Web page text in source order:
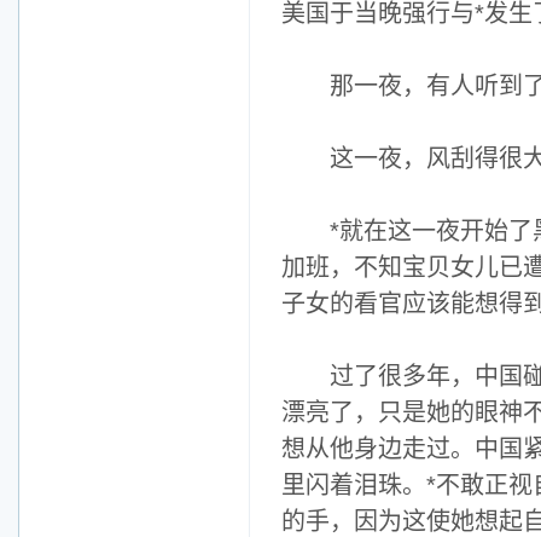
美国于当晚强行与*发生
那一夜，有人听到了
这一夜，风刮得很
*就在这一夜开始了
加班，不知宝贝女儿已
子女的看官应该能想得
过了很多年，中国碰
漂亮了，只是她的眼神
想从他身边走过。中国
里闪着泪珠。*不敢正
的手，因为这使她想起